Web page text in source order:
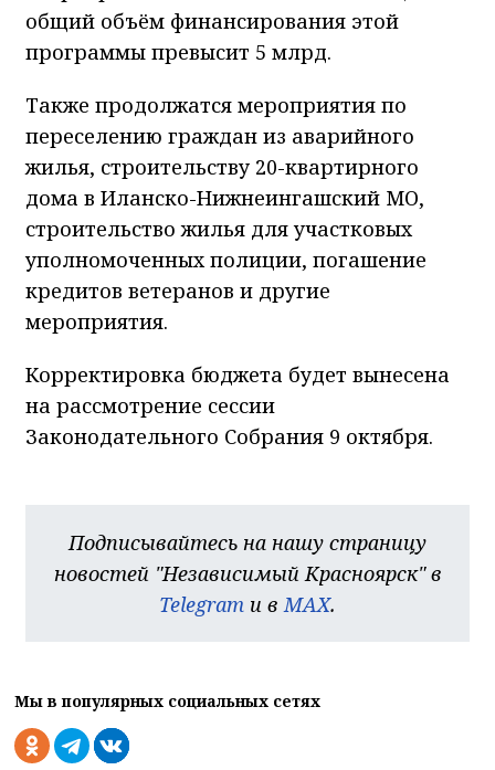
общий объём финансирования этой
программы превысит 5 млрд.
Также продолжатся мероприятия по
переселению граждан из аварийного
жилья, строительству 20-квартирного
дома в Иланско-Нижнеингашский МО,
строительство жилья для участковых
уполномоченных полиции, погашение
кредитов ветеранов и другие
мероприятия.
Корректировка бюджета будет вынесена
на рассмотрение сессии
Законодательного Собрания 9 октября.
Подписывайтесь на нашу страницу
новостей "Независимый Красноярск" в
Telegram и в MAX.
Мы в популярных социальных сетях